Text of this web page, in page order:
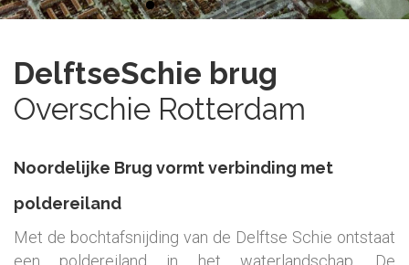
DelftseSchie brug
Overschie Rotterdam
Noordelijke Brug vormt verbinding met
poldereiland
Met de bochtafsnijding van de Delftse Schie ontstaat
een poldereiland in het waterlandschap. De